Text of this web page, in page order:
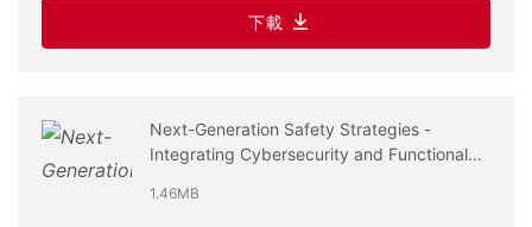
下載
Next-Generation Safety Strategies -
Integrating Cybersecurity and Functional
1.46MB